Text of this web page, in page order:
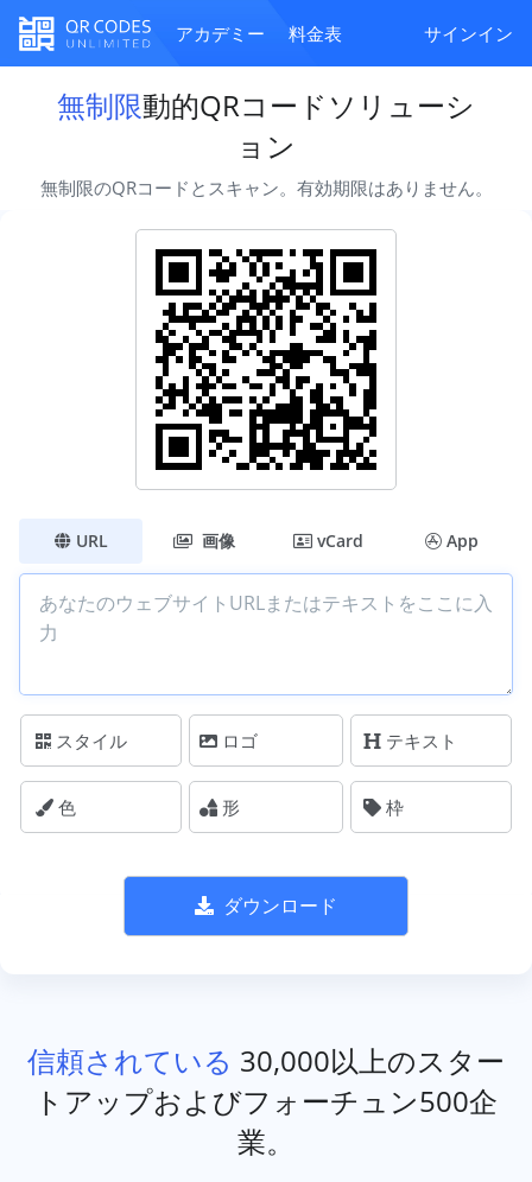
アカデミー 料金表 サインイン
無制限動的QRコードソリューシ
ョン
無制限のQRコードとスキャン。有効期限はありません。
URL 画像 vCard App
スタイル ロゴ テキスト
色 形 枠
ダウンロード
信頼されている 30,000以上のスター
トアップおよびフォーチュン500企
業。